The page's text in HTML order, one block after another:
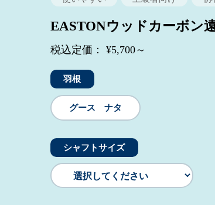
EASTONウッドカーボン
税込定価： ¥5,700～
羽根
グース ナタ
シャフトサイズ